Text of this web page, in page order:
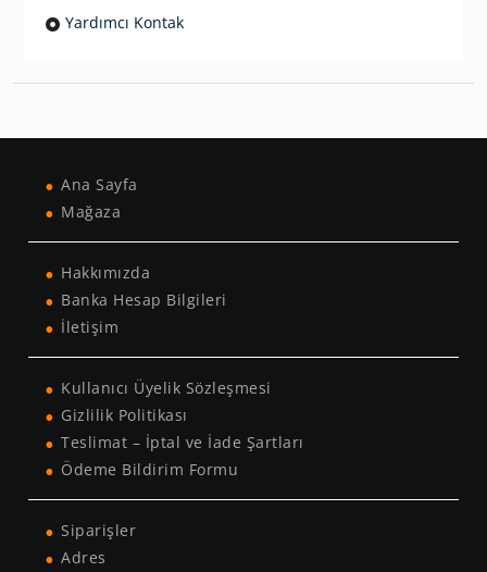
Yardımcı Kontak
Ana Sayfa
Mağaza
Hakkımızda
Banka Hesap Bilgileri
İletişim
Kullanıcı Üyelik Sözleşmesi
Gizlilik Politikası
Teslimat – İptal ve İade Şartları
Ödeme Bildirim Formu
Siparişler
Adres